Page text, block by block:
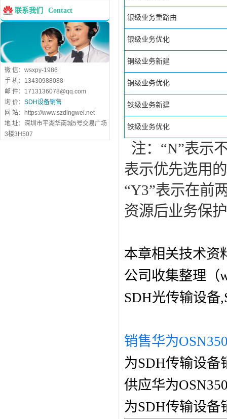
联系我们 Contact
微 信：wsxpy-1986
手 机：13430988088
邮 件：1713136078@qq.com
询 价： SDH设备销售
网 站：https://www.szdingwei.net
地 址：深圳市平湖华南城5号交易广场
3楼3H507
银级业务重路由
银级业务优化
铜级业务新建
铜级业务优化
铁级业务新建
铁级业务优化
注：“N”表示
表示优先选用
“Y3”表示在前
资源后业务保
本章相关技术资
公司收集整理（
SDH光传输设备
销售华为
为SDH传输设备
供应华为
为SDH传输设备